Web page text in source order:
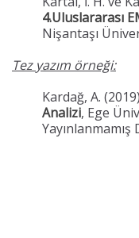
4.Uluslararası
Nişantaşı
Tez yazım örneği:
Kardağ, A.
Analizi, Ege